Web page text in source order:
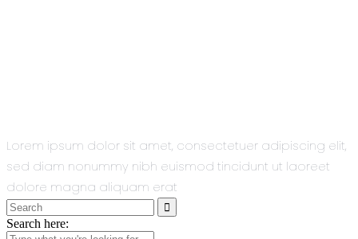
Lorem ipsum dolor sit amet, consectetuer adipiscing elit,
sed diam nonummy nibh euismod tincidunt ut laoreet
dolore magna aliquam erat
Search
for:
Search here: